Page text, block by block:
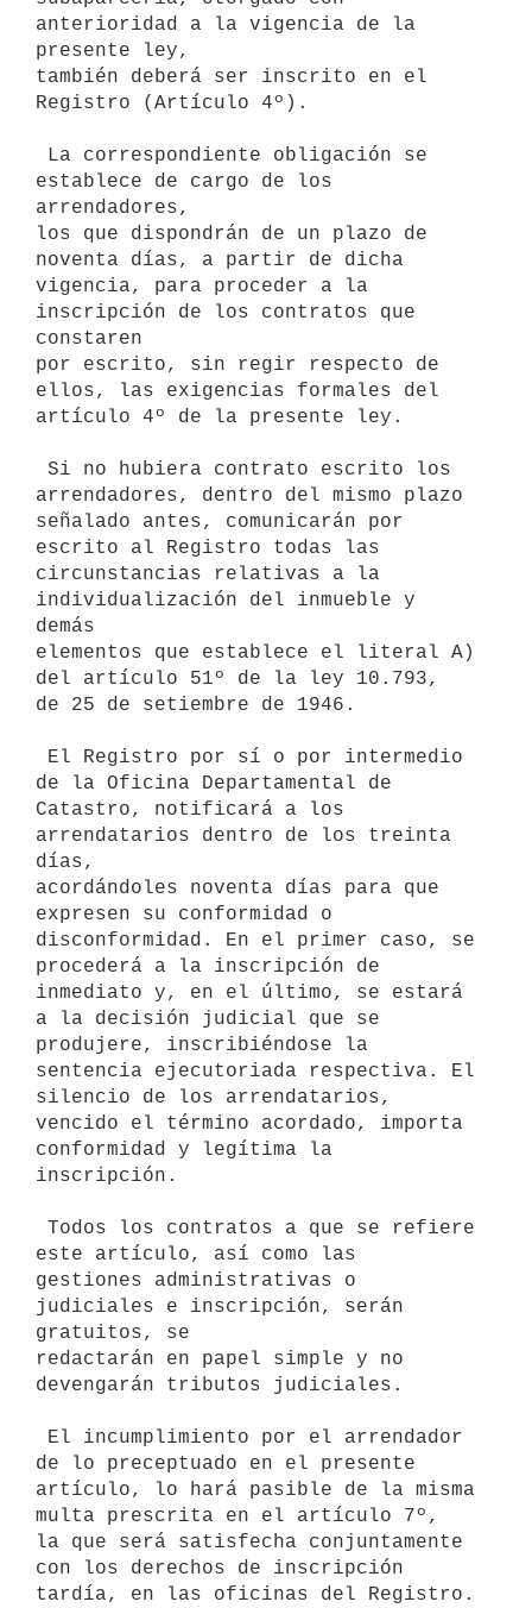
anterioridad a la vigencia de la
presente ley,
también deberá ser inscrito en el
Registro (Artículo 4º).
establece de cargo de los
arrendadores,
los que dispondrán de un plazo de
noventa días, a partir de dicha
vigencia, para proceder a la
inscripción de los contratos que
constaren
por escrito, sin regir respecto de
ellos, las exigencias formales del
artículo 4º de la presente ley.
arrendadores, dentro del mismo plazo
señalado antes, comunicarán por
escrito al Registro todas las
circunstancias relativas a la
individualización del inmueble y
demás
elementos que establece el literal A)
del artículo 51º de la ley 10.793,
de 25 de setiembre de 1946.
de la Oficina Departamental de
Catastro, notificará a los
arrendatarios dentro de los treinta
días,
acordándoles noventa días para que
expresen su conformidad o
disconformidad. En el primer caso, se
procederá a la inscripción de
inmediato y, en el último, se estará
a la decisión judicial que se
produjere, inscribiéndose la
sentencia ejecutoriada respectiva. El
silencio de los arrendatarios,
vencido el término acordado, importa
conformidad y legítima la
inscripción.
este artículo, así como las
gestiones administrativas o
judiciales e inscripción, serán
gratuitos, se
redactarán en papel simple y no
devengarán tributos judiciales.
de lo preceptuado en el presente
artículo, lo hará pasible de la misma
multa prescrita en el artículo 7º,
la que será satisfecha conjuntamente
con los derechos de inscripción
tardía, en las oficinas del Registro.